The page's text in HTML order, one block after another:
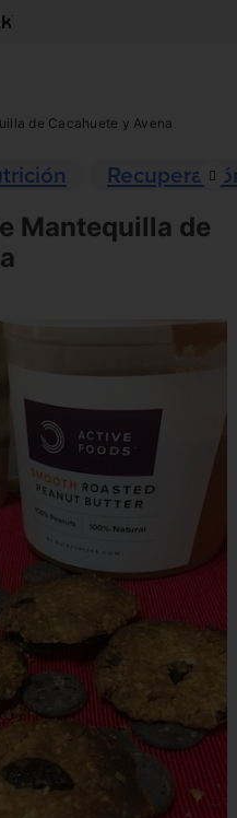
de Cacahuete y Avena
Mantequilla de